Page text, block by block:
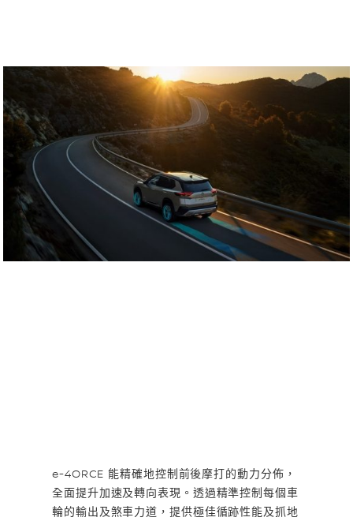
e-4ORCE 能精確地控制前後摩打的動力分佈，
全面提升加速及轉向表現。透過精準控制每個車
輪的輸出及煞車力道，提供極佳循跡性能及抓地